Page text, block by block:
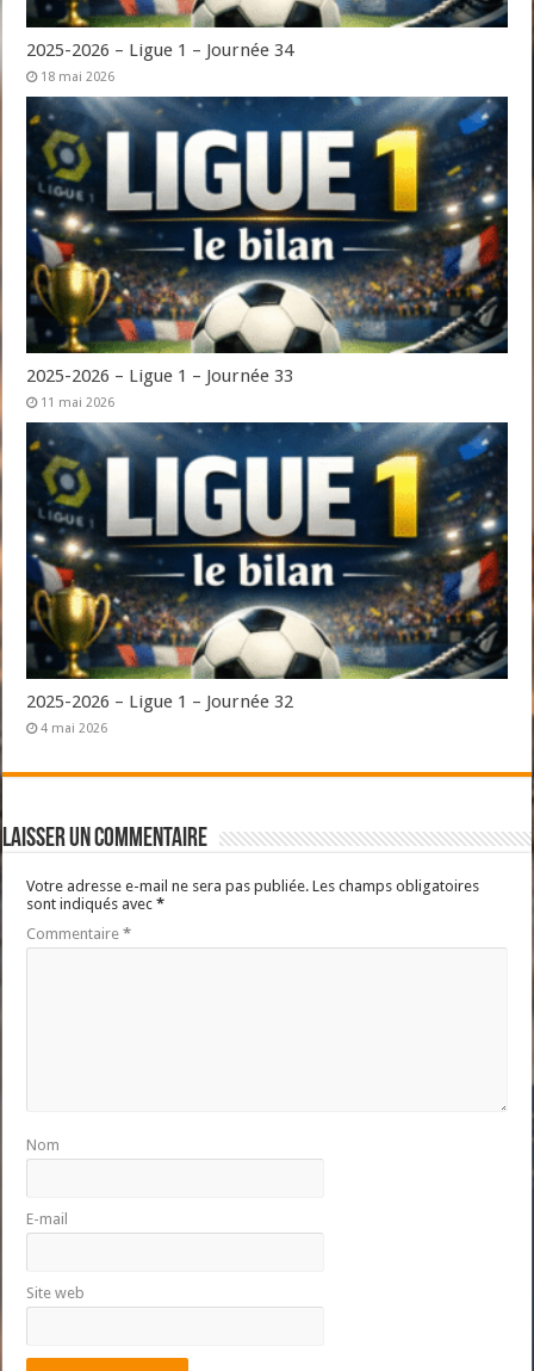
2025-2026 – Ligue 1 – Journée 34
18 mai 2026
2025-2026 – Ligue 1 – Journée 33
11 mai 2026
2025-2026 – Ligue 1 – Journée 32
4 mai 2026
Laisser un commentaire
Votre adresse e-mail ne sera pas publiée. Les champs obligatoires
sont indiqués avec*
Commentaire*
Nom
E-mail
Site web